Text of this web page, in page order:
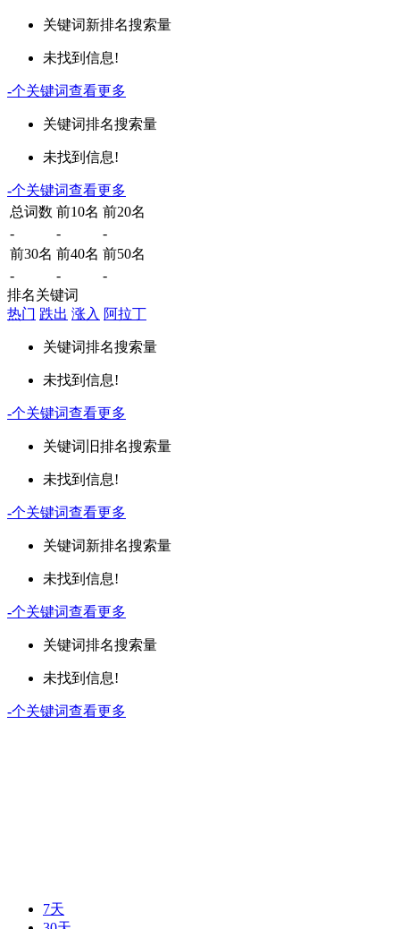
关键词新排名搜索量
未找到信息!
-个关键词查看更多
关键词排名搜索量
未找到信息!
-个关键词查看更多
总词数 前10名 前20名
-
-
-
前30名 前40名 前50名
-
-
-
排名关键词
热门 跌出 涨入 阿拉丁
关键词排名搜索量
未找到信息!
-个关键词查看更多
关键词 旧排名搜索量
未找到信息!
-个关键词查看更多
关键词新排名搜索量
未找到信息!
-个关键词查看更多
关键词排名搜索量
未找到信息!
-个关键词查看更多
7天